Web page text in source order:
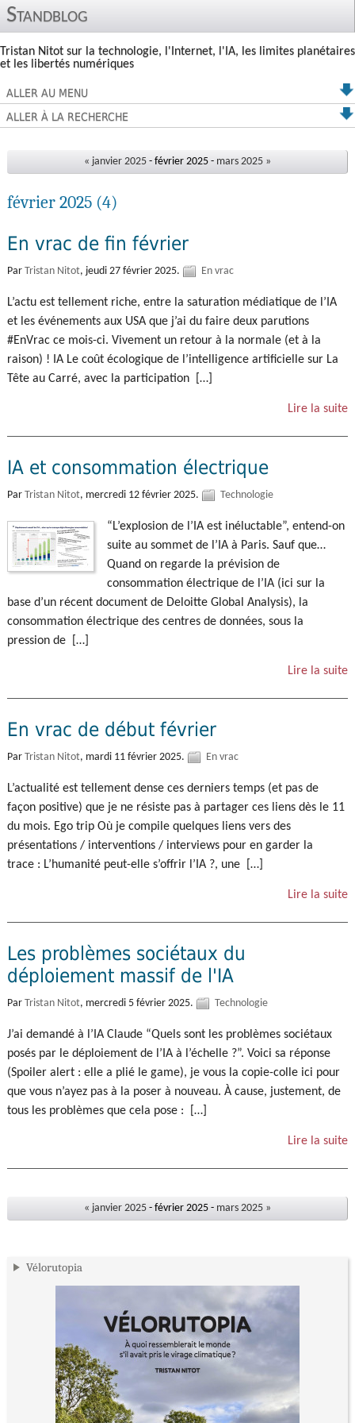
Standblog
Tristan Nitot sur la technologie, l'Internet, l'IA, les limites planétaires
et les libertés numériques
ALLER AU MENU
ALLER À LA RECHERCHE
« janvier 2025- février 2025 - mars 2025 »
février 2025 (4)
En vrac de fin février
Par Tristan Nitot, jeudi 27 février 2025. En vrac
L’actu est tellement riche, entre la saturation médiatique de l’IA
et les événements aux USA que j’ai du faire deux parutions
#EnVrac ce mois-ci. Vivement un retour à la normale (et à la
raison) ! IA Le coût écologique de l’intelligence artificielle sur La
Tête au Carré, avec la participation […]
Lire la suite
IA et consommation électrique
Par Tristan Nitot, mercredi 12 février 2025. Technologie
“L’explosion de l’IA est inéluctable”, entend-on
suite au sommet de l’IA à Paris. Sauf que…
Quand on regarde la prévision de
consommation électrique de l’IA (ici sur la
base d’un récent document de Deloitte Global Analysis), la
consommation électrique des centres de données, sous la
pression de […]
Lire la suite
En vrac de début février
Par Tristan Nitot, mardi 11 février 2025. En vrac
L’actualité est tellement dense ces derniers temps (et pas de
façon positive) que je ne résiste pas à partager ces liens dès le 11
du mois. Ego trip Où je compile quelques liens vers des
présentations / interventions / interviews pour en garder la
trace : L’humanité peut-elle s’offrir l’IA ?, une […]
Lire la suite
Les problèmes sociétaux du
déploiement massif de l'IA
Par Tristan Nitot, mercredi 5 février 2025. Technologie
J’ai demandé à l’IA Claude “Quels sont les problèmes sociétaux
posés par le déploiement de l’IA à l’échelle ?”. Voici sa réponse
(Spoiler alert : elle a plié le game), je vous la copie-colle ici pour
que vous n’ayez pas à la poser à nouveau. À cause, justement, de
tous les problèmes que cela pose : […]
Lire la suite
« janvier 2025- février 2025 - mars 2025 »
Vélorutopia